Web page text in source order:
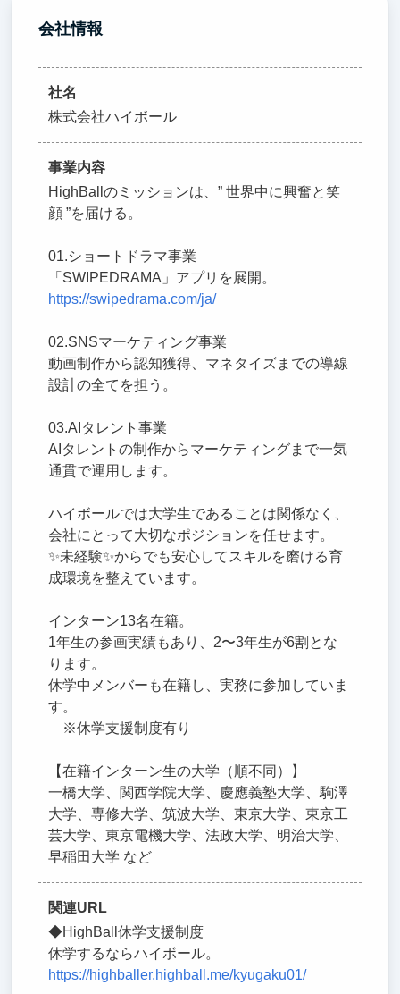
会社情報
社名
株式会社ハイボール
事業内容
HighBallのミッションは、” 世界中に興奮と笑
顔 ”を届ける。
01.ショートドラマ事業
「SWIPEDRAMA」アプリを展開。
https://swipedrama.com/ja/
02.SNSマーケティング事業
動画制作から認知獲得、マネタイズまでの導線
設計の全てを担う。
03.AIタレント事業
AIタレントの制作からマーケティングまで一気
通貫で運用します。
ハイボールでは大学生であることは関係なく、
会社にとって大切なポジションを任せます。
✨️未経験✨️からでも安心してスキルを磨ける育
成環境を整えています。
インターン13名在籍。
1年生の参画実績もあり、2〜3年生が6割とな
ります。
休学中メンバーも在籍し、実務に参加していま
す。
※休学支援制度有り
【在籍インターン生の大学（順不同）】
一橋大学、関西学院大学、慶應義塾大学、駒澤
大学、専修大学、筑波大学、東京大学、東京工
芸大学、東京電機大学、法政大学、明治大学、
早稲田大学 など
関連URL
◆HighBall休学支援制度
休学するならハイボール。
https://highballer.highball.me/kyugaku01/